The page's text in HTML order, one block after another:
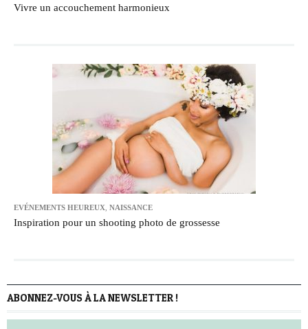
Vivre un accouchement harmonieux
EVÉNEMENTS HEUREUX NAISSANCE
Inspiration pour un shooting photo de grossesse
ABONNEZ-VOUS À LA NEWSLETTER !